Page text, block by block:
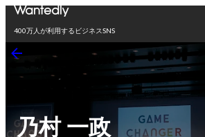
400万人が利用するビジネスSNS
乃村 一政